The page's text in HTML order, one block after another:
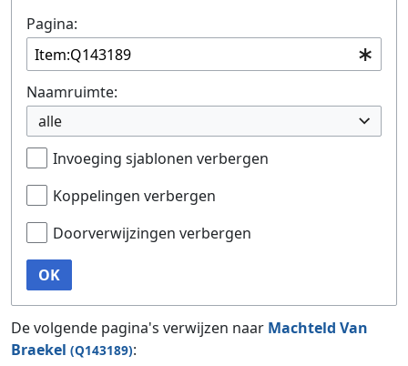
Pagina:
Naamruimte:
alle
Invoeging sjablonen verbergen
Koppelingen verbergen
Doorverwijzingen verbergen
OK
De volgende pagina's verwijzen naar Machteld Van
Braekel (Q143189):